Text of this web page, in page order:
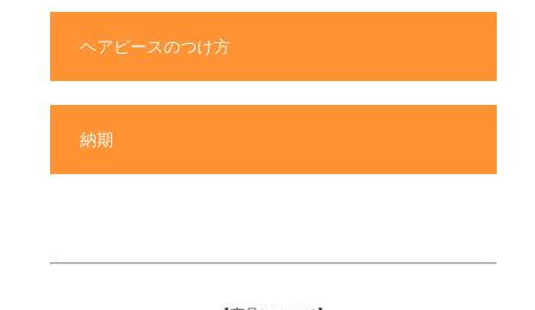
ヘアピースのつけ方
納期